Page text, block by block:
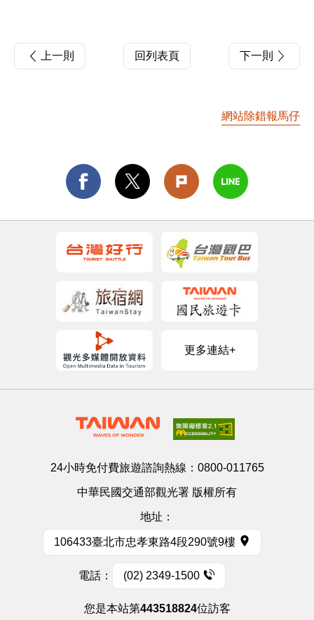
上一則 回列表頁 下一則
網站除錯報馬仔
更多連結+
24小時免付費旅遊諮詢熱線： 0800-011765
中華民國交通部觀光署 版權所有
地址：
106433臺北市忠孝東路4段290號9樓
電話： (02) 2349-1500
您是本站第443518824位訪客